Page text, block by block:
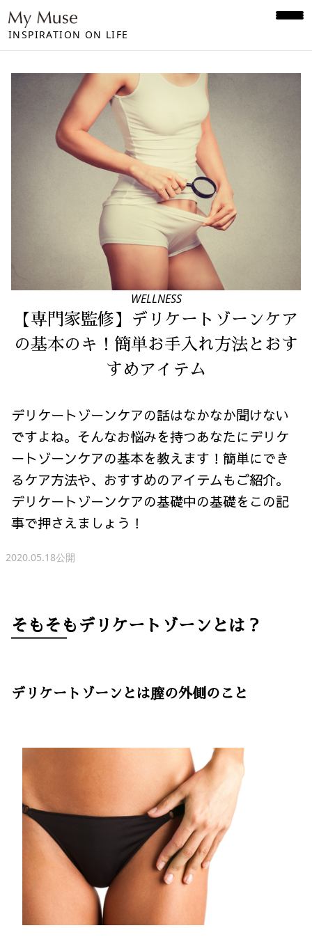
INSPIRATION ON LIFE
WELLNESS
【専門家監修】デリケートゾーンケア
の基本のキ！簡単お手入れ方法とおす
すめアイテム
デリケートゾーンケアの話はなかなか聞けない
ですよね。そんなお悩みを持つあなたにデリケ
ートゾーンケアの基本を教えます！簡単にでき
るケア方法や、おすすめのアイテムもご紹介。
デリケートゾーンケアの基礎中の基礎をこの記
事で押さえましょう！
2020.05.18公開
そもそもデリケートゾーンとは？
デリケートゾーンとは膣の外側のこと